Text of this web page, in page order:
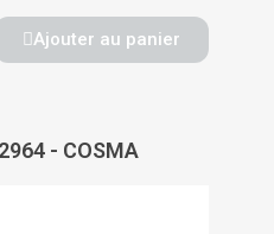
Ajouter au panier
- COSMA